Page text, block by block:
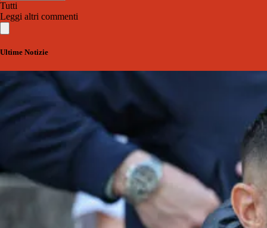
Tutti
Leggi altri commenti
Ultime Notizie